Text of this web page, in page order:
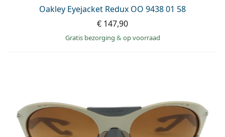
Oakley Eyejacket Redux OO 9438 01 58
€ 147,90
Gratis bezorging & op voorraad